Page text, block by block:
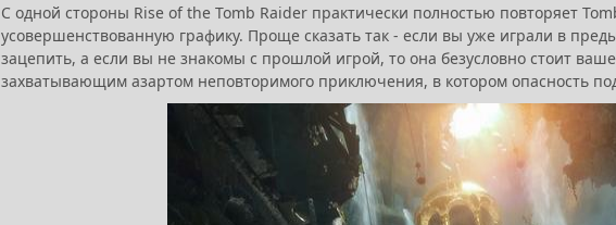
С одной стороны Rise of the Tomb Raider практически полностью повторяет
усовершенствованную графику. Проще сказать так - если вы уже играли в
зацепить, а если вы не знакомы с прошлой игрой, то она безусловно стоит
захватывающим азартом неповторимого приключения, в котором опасность